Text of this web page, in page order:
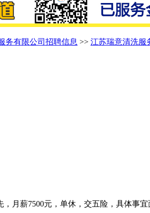
务有限公司招聘信息 >> 江苏瑞意清洗服
月薪7500元，单休，交五险，具体事